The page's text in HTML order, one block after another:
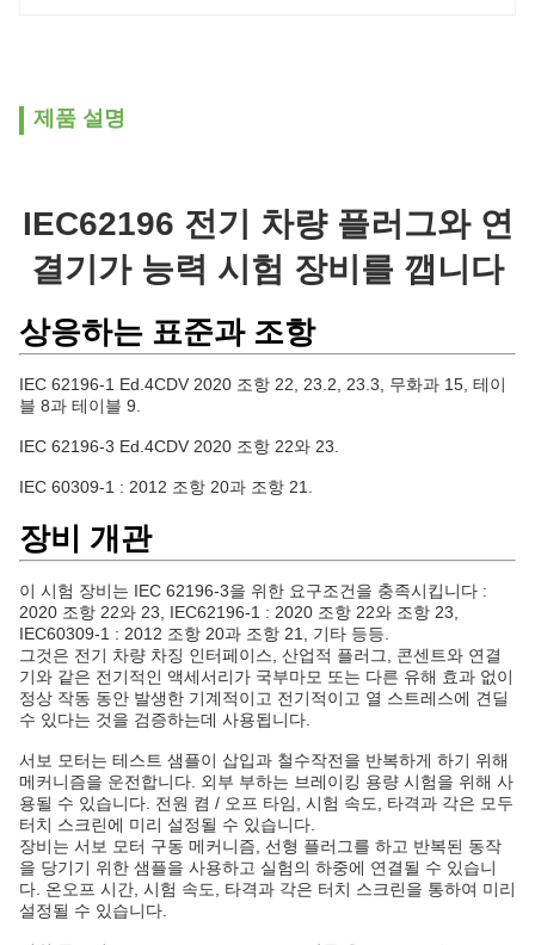
제품 설명
IEC62196 전기 차량 플러그와 연
결기가 능력 시험 장비를 깹니다
상응하는 표준과 조항
IEC 62196-1 Ed.4CDV 2020 조항 22, 23.2, 23.3, 무화과 15, 테이
블 8과 테이블 9.
IEC 62196-3 Ed.4CDV 2020 조항 22와 23.
IEC 60309-1 : 2012 조항 20과 조항 21.
장비 개관
이 시험 장비는 IEC 62196-3을 위한 요구조건을 충족시킵니다 :
2020 조항 22와 23, IEC62196-1 : 2020 조항 22와 조항 23,
IEC60309-1 : 2012 조항 20과 조항 21, 기타 등등.
그것은 전기 차량 차징 인터페이스, 산업적 플러그, 콘센트와 연결
기와 같은 전기적인 액세서리가 국부마모 또는 다른 유해 효과 없이
정상 작동 동안 발생한 기계적이고 전기적이고 열 스트레스에 견딜
수 있다는 것을 검증하는데 사용됩니다.
서보 모터는 테스트 샘플이 삽입과 철수작전을 반복하게 하기 위해
메커니즘을 운전합니다. 외부 부하는 브레이킹 용량 시험을 위해 사
용될 수 있습니다. 전원 켬 / 오프 타임, 시험 속도, 타격과 각은 모두
터치 스크린에 미리 설정될 수 있습니다.
장비는 서보 모터 구동 메커니즘, 선형 플러그를 하고 반복된 동작
을 당기기 위한 샘플을 사용하고 실험의 하중에 연결될 수 있습니
다. 온오프 시간, 시험 속도, 타격과 각은 터치 스크린을 통하여 미리
설정될 수 있습니다.